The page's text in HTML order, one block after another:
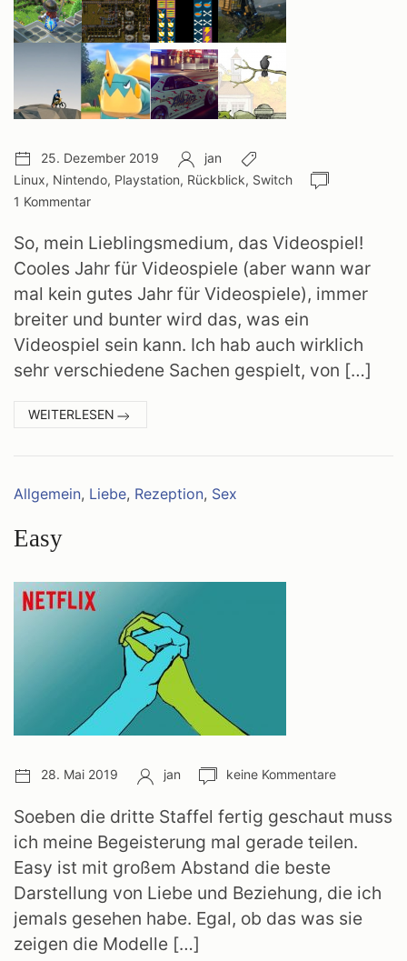
Veröffentlichungsdatum:
25. Dezember 2019 Autor:
jan
Linux, Nintendo, Playstation, Rückblick, Switch
1 Kommentar
So, mein Lieblingsmedium, das Videospiel!
Cooles Jahr für Videospiele (aber wann war
mal kein gutes Jahr für Videospiele), immer
breiter und bunter wird das, was ein
Videospiel sein kann. Ich hab auch wirklich
sehr verschiedene Sachen gespielt, von […]
WEITERLESEN
2019
Kategorien:
Allgemein, Liebe, Rezeption, Sex
Easy
Veröffentlichungsdatum:
28. Mai 2019 Autor:
jan
Anzahl
keine Kommentare
Soeben die dritte Staffel fertig geschaut muss
ich meine Begeisterung mal gerade teilen.
Easy ist mit großem Abstand die beste
Darstellung von Liebe und Beziehung, die ich
jemals gesehen habe. Egal, ob das was sie
zeigen die Modelle […]